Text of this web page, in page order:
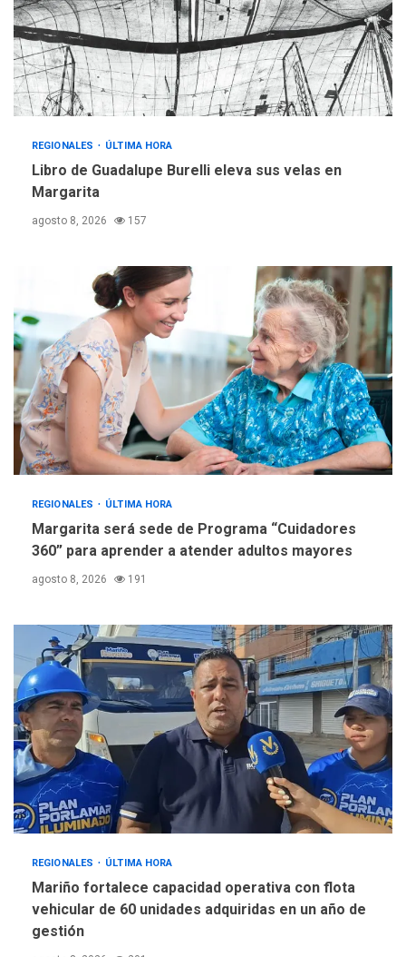
4
REGIONALES ÚLTIMA HORA
Reparan hundimiento de la
«Juan Bautista Arismendi» a
la altura de Macho Muerto
REGIONALES
TECNOLOGÍA
trabajan en diplomado para
REGIONALES ÚLTIMA HORA
Libro de Guadalupe Burelli eleva sus velas en
Margarita
agosto 8, 2026 157
REGIONALES ÚLTIMA HORA
Margarita será sede de Programa “Cuidadores
360” para aprender a atender adultos mayores
agosto 8, 2026 191
REGIONALES ÚLTIMA HORA
Mariño fortalece capacidad operativa con flota
vehicular de 60 unidades adquiridas en un año de
gestión